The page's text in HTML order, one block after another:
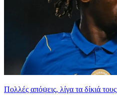
Πολλές απόψεις, λίγα τα δίκιά τους